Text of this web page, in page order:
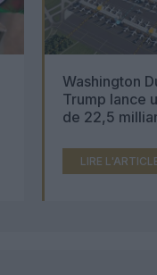
Washington
Trump lance
de 22,5
LIRE